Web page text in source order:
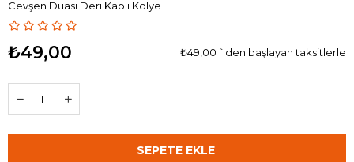
Cevşen Duası Deri Kaplı Kolye
₺49,00 ₺49,00 `den başlayan taksitlerle